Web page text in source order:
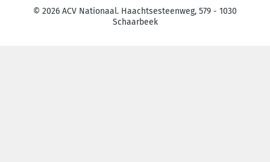
© 2026 ACV Nationaal. Haachtsesteenweg, 579 - 1030
Schaarbeek